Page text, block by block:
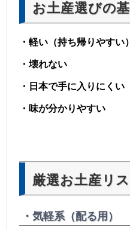
お土産選びの
・軽い（持ち帰りやすい）
・壊れない
・日本で手に入りにくい
・味が分かりやすい
厳選お土産リ
・気軽系（配る用）